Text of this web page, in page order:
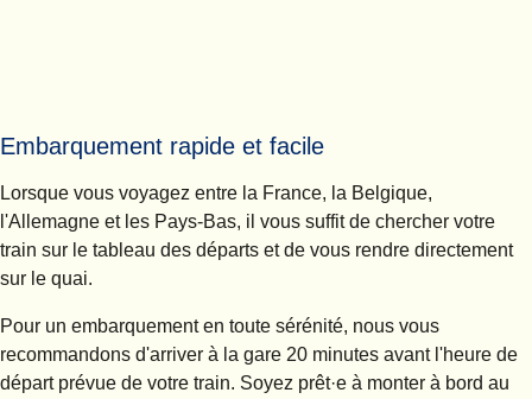
Embarquement rapide et facile
Lorsque vous voyagez entre la France, la Belgique,
l'Allemagne et les Pays-Bas, il vous suffit de chercher votre
train sur le tableau des départs et de vous rendre directement
sur le quai.
Pour un embarquement en toute sérénité, nous vous
recommandons d'arriver à la gare 20 minutes avant l'heure de
départprévue de votre train. Soyez prêt·e à monter à bord au